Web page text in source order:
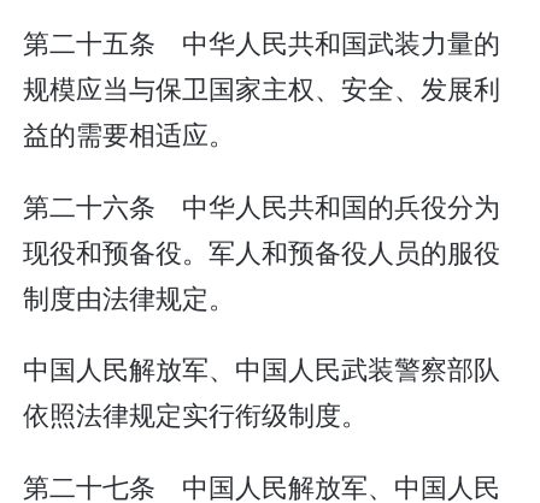
第二十五条 中华人民共和国武装力量的
规模应当与保卫国家主权、安全、发展利
益的需要相适应。
第二十六条 中华人民共和国的兵役分为
现役和预备役。军人和预备役人员的服役
制度由法律规定。
中国人民解放军、中国人民武装警察部队
依照法律规定实行衔级制度。
第二十七条 中国人民解放军、中国人民